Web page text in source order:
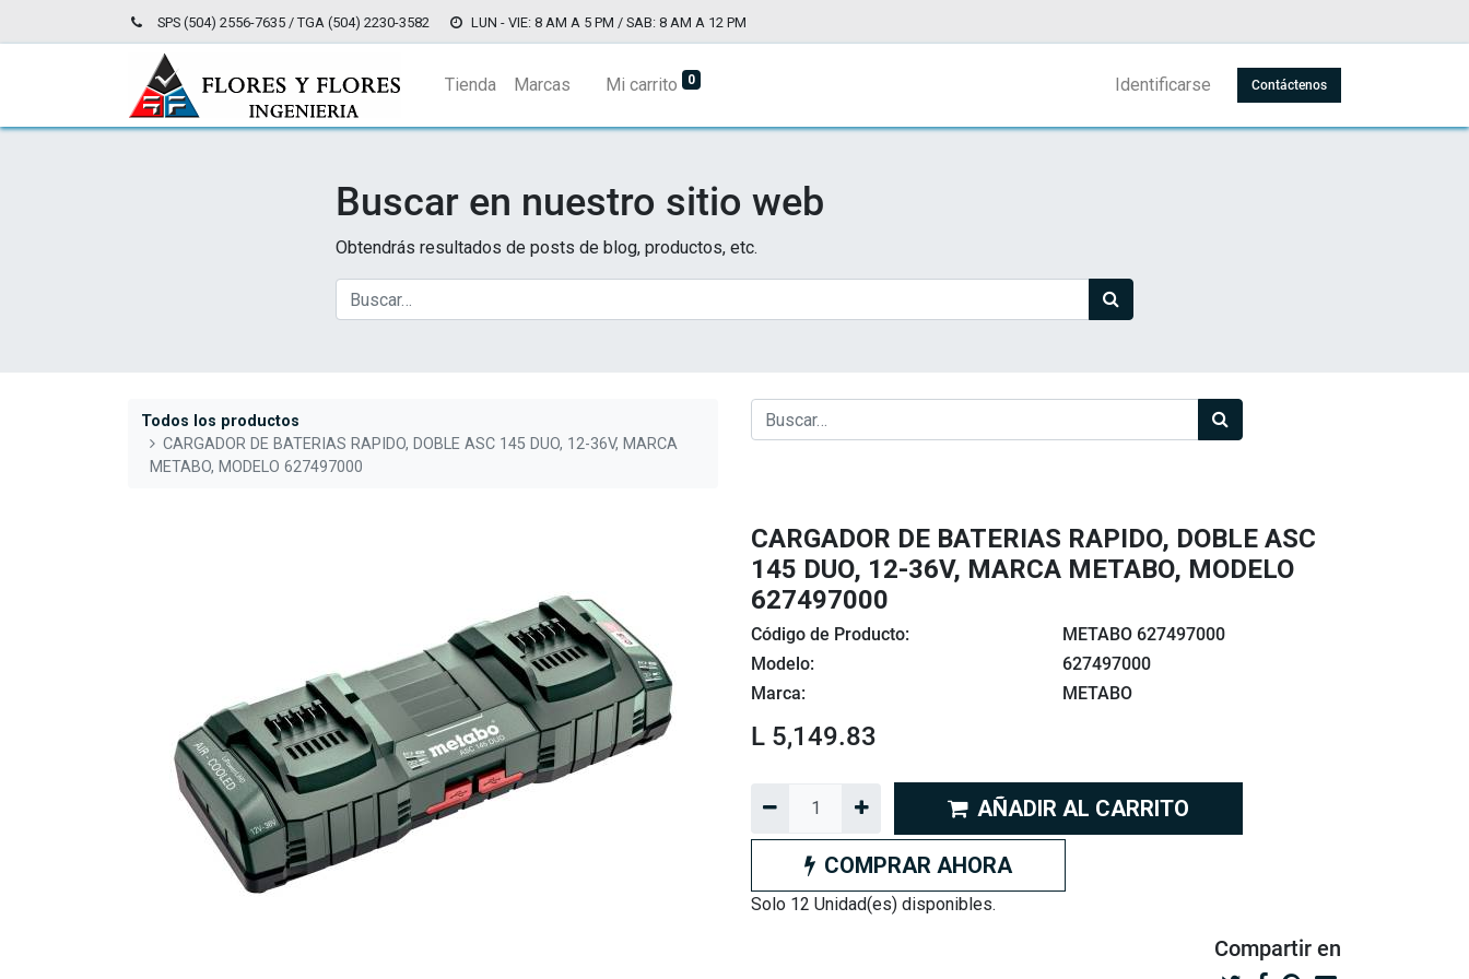
SPS (504) 2556-7635 / TGA (504) 2230-3582 LUN - VIE: 8 AM A 5 PM / SAB: 8 AM A 12 PM
Tienda Marcas Mi carrito 0 Identificarse Contáctenos
Buscar en nuestro sitio web
Obtendrás resultados de posts de blog, productos, etc.
Todos los productos
CARGADOR DE BATERIAS RAPIDO, DOBLE ASC 145 DUO, 12-36V, MARCA
METABO, MODELO 627497000
CARGADOR DE BATERIAS RAPIDO, DOBLE ASC
145 DUO, 12-36V, MARCA METABO, MODELO
627497000
Código de Producto:
METABO 627497000
Modelo:
627497000
Marca:
METABO
L 5,149.83
AÑADIR AL CARRITO
COMPRAR AHORA
Solo 12 Unidad(es) disponibles.
Compartir en